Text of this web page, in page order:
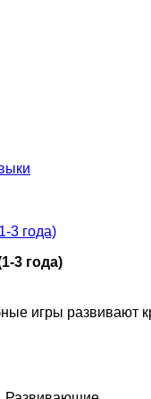
3 года)
игры развивают